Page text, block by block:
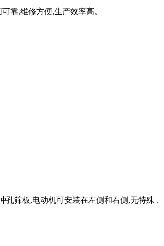
靠,维修方便,生产效率高。
孔筛板,电动机可安装在左侧和右侧,无特殊 .